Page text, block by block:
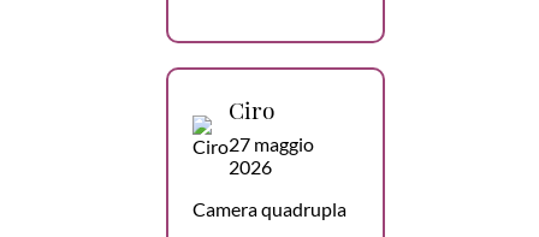
Ciro
27 maggio
2026
Camera quadrupla